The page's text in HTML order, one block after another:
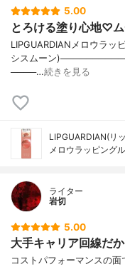
5.00
とろける塗り心地♡
LIPGUARDIANメロウラッ
シスムーン
────…続きを見る
LIPGUARDIAN(リ
メロウラッピング
ライター
岩切
5.00
大手キャリア回線だ
コストパフォーマンスの